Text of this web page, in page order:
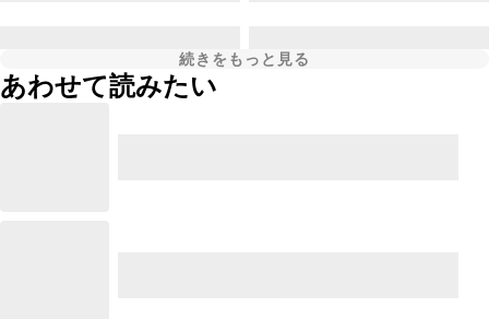
続きをもっと見る
あわせて読みたい